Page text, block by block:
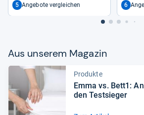
5 Angebote vergleichen 6
Aus unse­rem Maga­zin
Produkte
Emma vs. Bett1:
den Test­sie­ger